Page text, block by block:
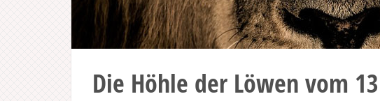
Die Höhle der Löwen vom